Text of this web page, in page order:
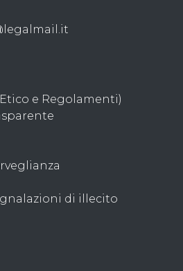
Etico e Regolamenti)
di illecito